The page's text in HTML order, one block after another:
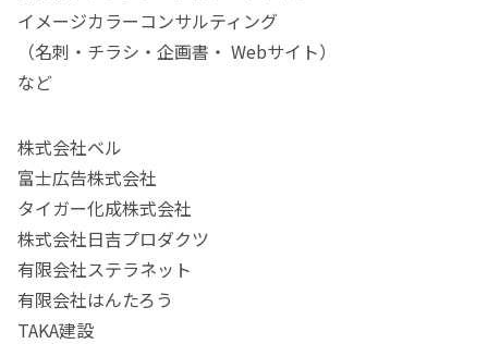
イメージカラーコンサルティング
（名刺・チラシ・企画書・ Webサイト）
など
株式会社ベル
富⼠広告株式会社
タイガー化成株式会社
株式会社⽇吉プロダクツ
有限会社ステラネット
有限会社はんたろう
TAKA建設